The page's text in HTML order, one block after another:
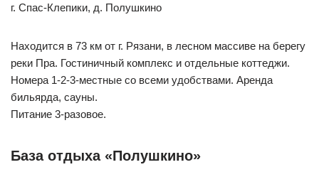
г. Спас-Клепики, д. Полушкино
Находится в 73 км от г. Рязани, в лесном массиве на берегу
реки Пра. Гостиничный комплекс и отдельные коттеджи.
Номера 1-2-3-местные со всеми удобствами. Аренда
бильярда, сауны.
Питание 3-разовое.
База отдыха «Полушкино»